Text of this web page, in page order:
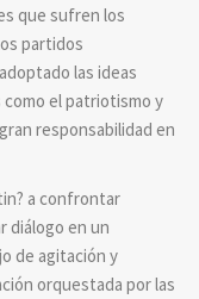
que sufren los
partidos
las ideas
como el patriotismo y
responsabilidad en
a confrontar
diálogo en un
de agitación y
orquestada por las